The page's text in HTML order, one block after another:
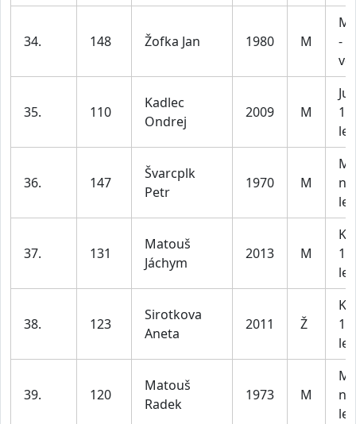
34. 148 Žofka Jan 1980 M
-
35. 110
Kadlec
Ondrej
2009 M
15
let
36. 147
Švarcplk
Petr
1970 M
let
37. 131
Matouš
Jáchym
2013 M
12
let
38. 123
Sirotkova
Aneta
2011 Ž
12
let
39. 120
Matouš
Radek
1973 M
let